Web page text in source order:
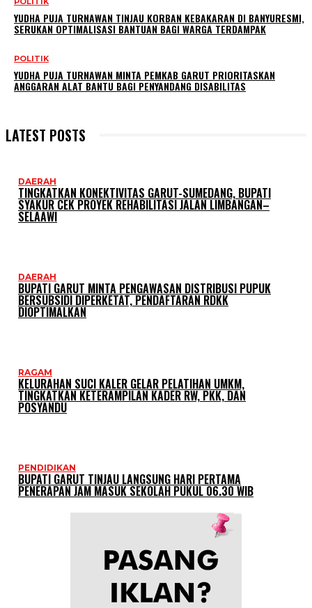
YUDHA PUJA TURNAWAN TINJAU KORBAN KEBAKARAN DI BANYURESMI,
SERUKAN OPTIMALISASI BANTUAN BAGI WARGA TERDAMPAK
POLITIK
YUDHA PUJA TURNAWAN MINTA PEMKAB GARUT PRIORITASKAN
ANGGARAN ALAT BANTU BAGI PENYANDANG DISABILITAS
LATEST POSTS
DAERAH
TINGKATKAN KONEKTIVITAS GARUT-SUMEDANG, BUPATI
SYAKUR CEK PROYEK REHABILITASI JALAN LIMBANGAN–
SELAAWI
DAERAH
BUPATI GARUT MINTA PENGAWASAN DISTRIBUSI PUPUK
BERSUBSIDI DIPERKETAT, PENDAFTARAN RDKK
DIOPTIMALKAN
RAGAM
KELURAHAN SUCI KALER GELAR PELATIHAN UMKM,
TINGKATKAN KETERAMPILAN KADER RW, PKK, DAN
POSYANDU
PENDIDIKAN
BUPATI GARUT TINJAU LANGSUNG HARI PERTAMA
PENERAPAN JAM MASUK SEKOLAH PUKUL 06.30 WIB